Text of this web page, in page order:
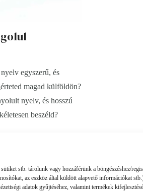
stb. tárolunk vagy hozzáférünk a böngészéshez/
az eszköz által küldött alapvető információkat
adatok gyűjtéséhez, valamint termékek
egyszerű, és
magad külföldön?
nyelv, és hosszú
beszéld?